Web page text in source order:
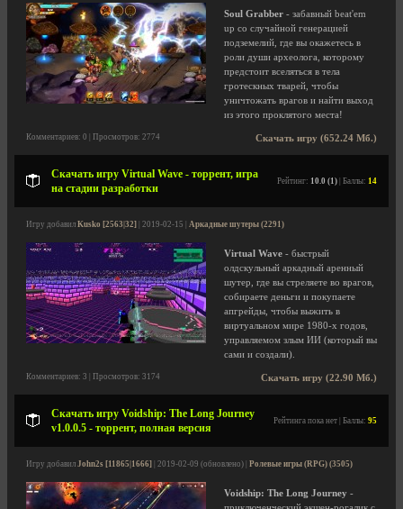
Soul Grabber - забавный beat'em
up со случайной генерацией
подземелий, где вы окажетесь в
роли души археолога, которому
предстоит вселяться в тела
гротескных тварей, чтобы
уничтожать врагов и найти выход
из этого проклятого места!
Скачать игру (652.24 Мб.)
Комментариев: 0 | Просмотров: 2774
Скачать игру Virtual Wave - торрент, игра
на стадии разработки
Рейтинг: 10.0 (1) | Баллы: 14
Игру добавил Kusko [2563|32] | 2019-02-15 | Аркадные шутеры (2291)
Virtual Wave - быстрый
олдскульный аркадный аренный
шутер, где вы стреляете во врагов,
собираете деньги и покупаете
апгрейды, чтобы выжить в
виртуальном мире 1980-х годов,
управляемом злым ИИ (который вы
сами и создали).
Скачать игру (22.90 Мб.)
Комментариев: 3 | Просмотров: 3174
Скачать игру Voidship: The Long Journey
v1.0.0.5 - торрент, полная версия
Рейтинга пока нет | Баллы: 95
Игру добавил John2s [11865|1666] | 2019-02-09 (обновлено) | Ролевые игры (RPG) (3505)
Voidship: The Long Journey -